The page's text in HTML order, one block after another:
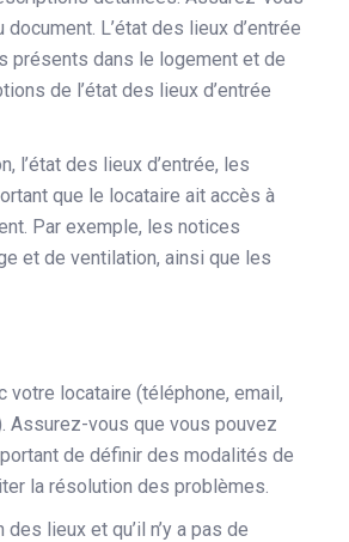
L’état des lieux d’entrée
présents dans le logement et de
de l’état des lieux d’entrée
l’état des lieux d’entrée, les
que le locataire ait accès à
Par exemple, les notices
et de ventilation, ainsi que les
locataire (téléphone, email,
Assurez-vous que vous pouvez
de définir des modalités de
la résolution des problèmes.
lieux et qu’il n’y a pas de